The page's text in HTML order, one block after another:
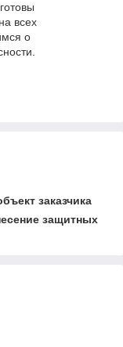
всех
о
заказчика
защитных